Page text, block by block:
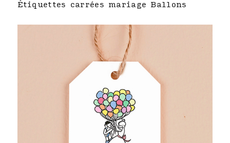
Étiquettes carrées mariage Ballons